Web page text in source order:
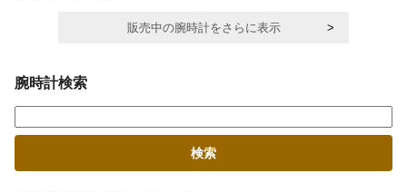
販売中の腕時計をさらに表示
腕時計検索